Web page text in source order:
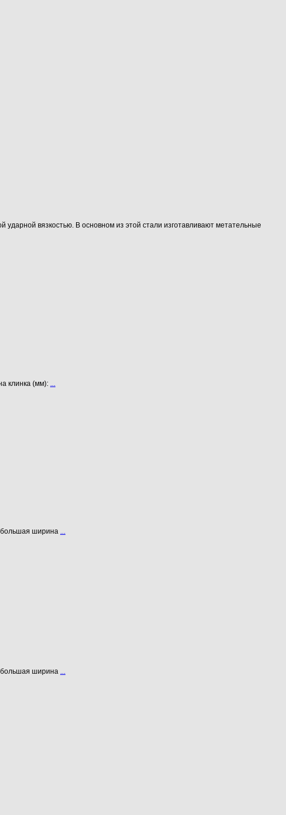
вязкостью. В основном из этой стали изготавливают метательные
клинка (мм): ...
ширина ...
ширина ...